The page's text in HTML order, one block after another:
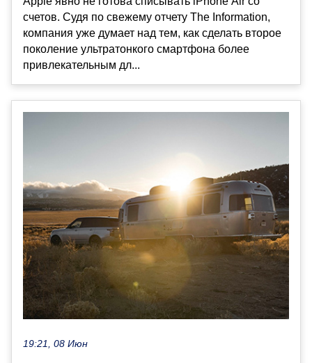
счетов. Судя по свежему отчету The Information,
компания уже думает над тем, как сделать второе
поколение ультратонкого смартфона более
привлекательным дл...
19:21, 08 Июн